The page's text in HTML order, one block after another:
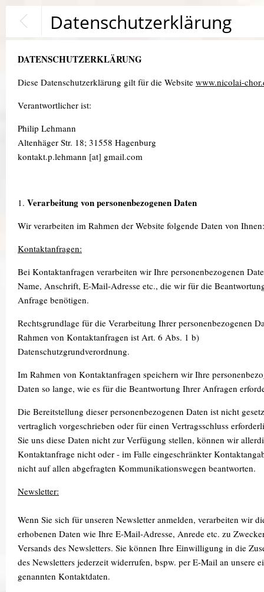
Datenschutzerklärung
DATENSCHUTZERKLÄRUNG
Diese Datenschutzerklärung gilt für die Website www.nicolai-
Verantwortlicher ist:
Philip Lehmann
Altenhäger Str. 18; 31558 Hagenburg
kontakt.p.lehmann [at] gmail.com
1. Verarbeitung von personenbezogenen Daten
Wir verarbeiten im Rahmen der Website folgende Daten von Ihnen:
Kontaktanfragen:
Bei Kontaktanfragen verarbeiten wir Ihre personenbezogenen
Name, Anschrift, E-Mail-Adresse etc., die wir für die
Anfrage benötigen.
Rechtsgrundlage für die Verarbeitung Ihrer personenbezogenen
Rahmen von Kontaktanfragen ist Art. 6 Abs. 1 b)
Datenschutzgrundverordnung.
Im Rahmen von Kontaktanfragen speichern wir Ihre
Daten so lange, wie es für die Beantwortung Ihrer Anfragen
Die Bereitstellung dieser personenbezogenen Daten ist nicht
vertraglich vorgeschrieben oder für einen Vertragsschluss
Sie uns diese Daten nicht zur Verfügung stellen, können wir
Kontaktanfrage nicht oder - im Falle eingeschränkter
nicht auf allen abgefragten Kommunikationswegen beantworten.
Newsletter:
Wenn Sie sich für unseren Newsletter anmelden, verarbeiten wir
erhobenen Daten wie Ihre E-Mail-Adresse, Anrede etc. zu
Versands des Newsletters. Sie können Ihre Einwilligung in die
des Newsletters jederzeit widerrufen, bspw. per E-Mail an unsere
genannten Kontaktdaten.